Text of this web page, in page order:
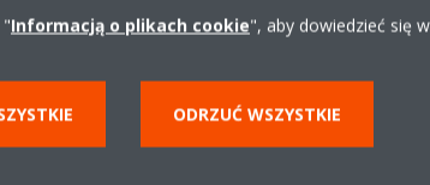
Informacją o plikach cookie", aby dowiedzieć się
ODRZUĆ WSZYSTKIE